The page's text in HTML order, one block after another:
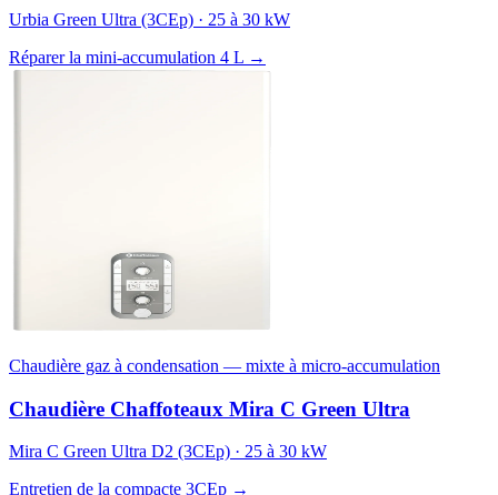
Urbia Green Ultra (3CEp) · 25 à 30 kW
Réparer la mini-accumulation 4 L →
Chaudière gaz à condensation — mixte à micro-accumulation
Chaudière Chaffoteaux Mira C Green Ultra
Mira C Green Ultra D2 (3CEp) · 25 à 30 kW
Entretien de la compacte 3CEp →